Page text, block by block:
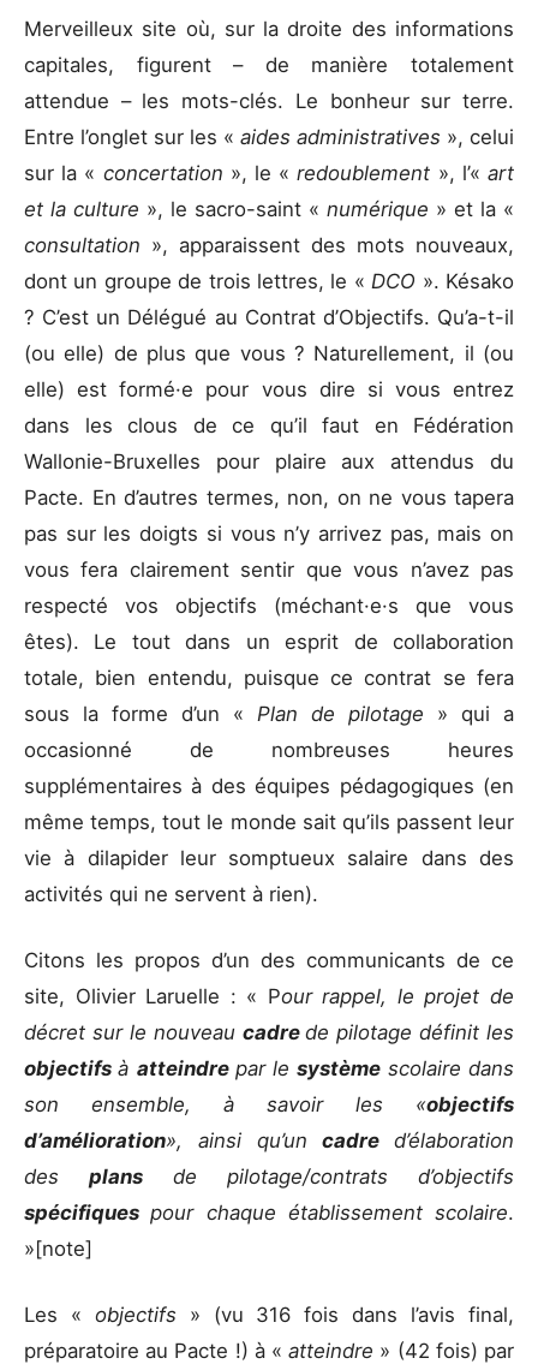
Merveilleux site où, sur la droite des informations
capitales, figurent – de manière totalement
attendue – les mots-clés. Le bonheur sur terre.
Entre l’onglet sur les « aides administratives », celui
sur la « concertation », le «redoublement », l’«art
et la culture », le sacro-saint « numérique » et la «
consultation », apparaissent des mots nouveaux,
dont un groupe de trois lettres, le « DCO ». Késako
? C’est un Délégué au Contrat d’Objectifs. Qu’a-t-il
(ou elle) de plus que vous ? Naturellement, il (ou
elle) est formé·e pour vous dire si vous entrez
dans les clous de ce qu’il faut en Fédération
Wallonie-Bruxelles pour plaire aux attendus du
Pacte. En d’autres termes, non, on ne vous tapera
pas sur les doigts si vous n’y arrivez pas, mais on
vous fera clairement sentir que vous n’avez pas
respecté vos objectifs (méchant·e·s que vous
êtes). Le tout dans un esprit de collaboration
totale, bien entendu, puisque ce contrat se fera
sous la forme d’un « Plan de pilotage » qui a
occasionné de nombreuses heures
supplémentaires à des équipes pédagogiques (en
même temps, tout le monde sait qu’ils passent leur
vie à dilapider leur somptueux salaire dans des
activités qui ne servent à rien).
Citons les propos d’un des communicants de ce
site, Olivier Laruelle : « Pour rappel, le projet de
décret sur le nouveau cadrede pilotage définit les
objectifsà atteindre par lesystème scolaire dans
son ensemble, à savoir les «objectifs
d’amélioration», ainsi qu’uncadre d’élaboration
desplans de pilotage/contrats d’objectifs
spécifiquespour chaque établissement scolaire.
»[note]
Les « objectifs » (vu 316 fois dans l’avis final,
préparatoire au Pacte !) à «atteindre » (42 fois) par